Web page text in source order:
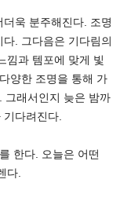
욱 분주해진다. 조명
. 그다음은 기다림의
낌과 템포에 맞게 빛
양한 조명을 통해 가
그래서인지 늦은 밤까
다려진다.
한다. 오늘은 어떤
다.